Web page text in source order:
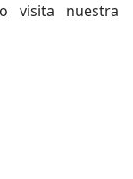
visita nuestra